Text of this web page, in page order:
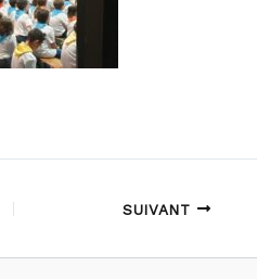
SUIVANT